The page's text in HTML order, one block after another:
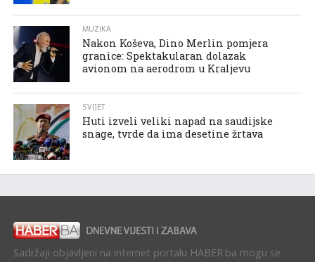
MUZIKA
Nakon Koševa, Dino Merlin pomjera
granice: Spektakularan dolazak
avionom na aerodrom u Kraljevu
SVIJET
Huti izveli veliki napad na saudijske
snage, tvrde da ima desetine žrtava
Sadržaji objavljeni na internet portalu HABER.ba mogu se